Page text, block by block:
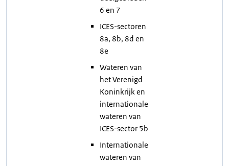
6 en 7
ICES-sectoren
8a, 8b, 8d en
8e
Wateren van
het Verenigd
Koninkrijk en
internationale
wateren van
ICES-sector 5b
Internationale
wateren van